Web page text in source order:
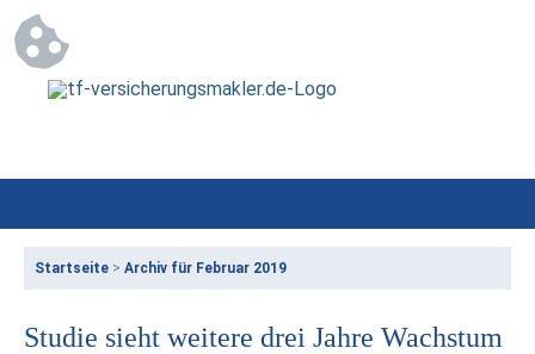
Startseite > Archiv für Februar 2019
Studie sieht weitere drei Jahre Wachstum